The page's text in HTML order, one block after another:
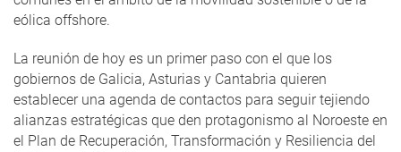
eólica offshore.
La reunión de hoy es un primer paso con el que los
gobiernos de Galicia, Asturias y Cantabria quieren
establecer una agenda de contactos para seguir tejiendo
alianzas estratégicas que den protagonismo al Noroeste en
el Plan de Recuperación, Transformación y Resiliencia del